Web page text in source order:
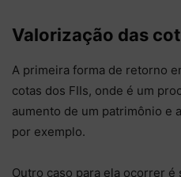
Valorização das
A primeira forma de retorno
cotas dos FIIs, onde é um
aumento de um patrimônio e
por exemplo.
Outro caso para ela ocorrer é